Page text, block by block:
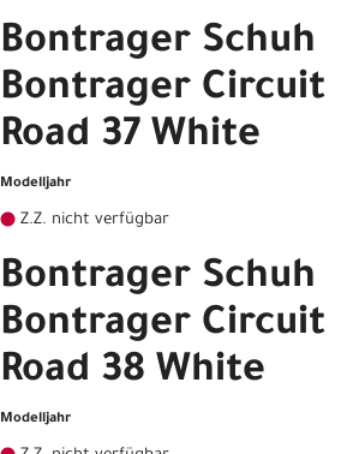
Bontrager Schuh
Bontrager Circuit
Road 37 White
Modelljahr
Z.Z. nicht verfügbar
Bontrager Schuh
Bontrager Circuit
Road 38 White
Modelljahr